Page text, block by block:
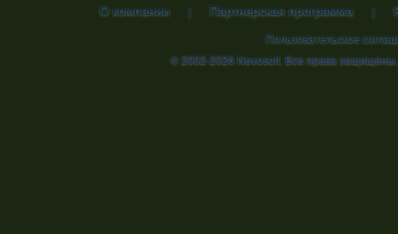
О компании | Партнерская программа |
Пользовательское
© 2002-2026Nevosoft. Все права защищены